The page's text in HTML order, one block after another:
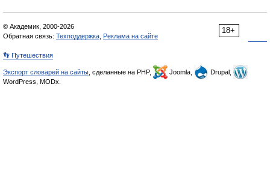
18+
© Академик, 2000-2026
Обратная связь: Техподдержка Реклама на сайте
👣 Путешествия
Экспорт словарей на сайты , сделанные на PHP, Joomla,
Drupal,
WordPress, MODx.